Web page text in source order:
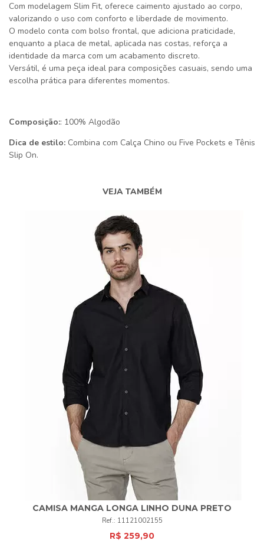
Com modelagem Slim Fit, oferece caimento ajustado ao corpo,
valorizando o uso com conforto e liberdade de movimento.
O modelo conta com bolso frontal, que adiciona praticidade,
enquanto a placa de metal, aplicada nas costas, reforça a
identidade da marca com um acabamento discreto.
Versátil, é uma peça ideal para composições casuais, sendo uma
escolha prática para diferentes momentos.
Composição:: 100% Algodão
Dica de estilo: Combina com Calça Chino ou Five Pockets e Tênis
Slip On.
VEJA TAMBÉM
CAMISA MANGA LONGA LINHO DUNA PRETO
11121002155
R$ 259,90